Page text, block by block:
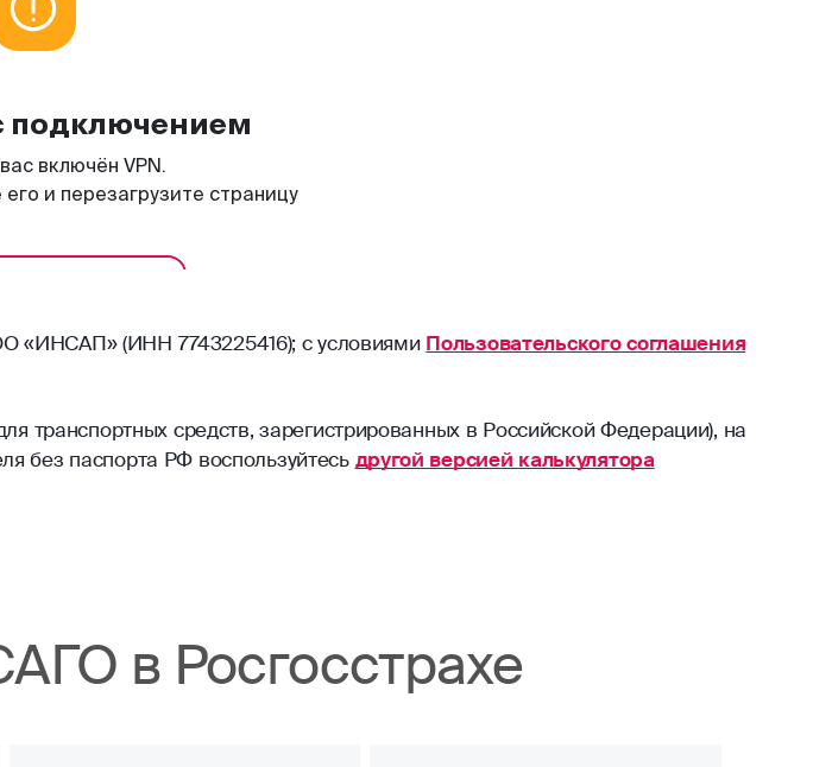
«ИНСАП» (ИНН 7743225416); с условиями Пользовательского соглашения
средств, зарегистрированных в Российской Федерации), на
без паспорта РФ воспользуйтесь другой версией калькулятора
в Росгосстрахе